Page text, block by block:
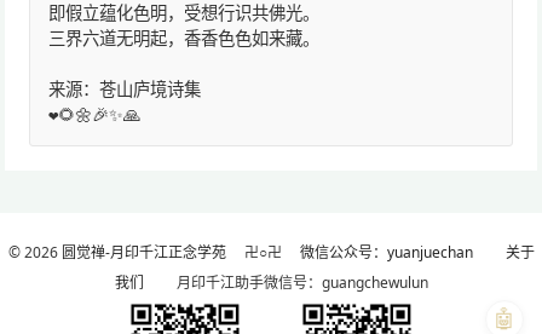
即假立蕴化色明，受想行识共佛光。
三界六道无明起，香香色色如来藏。
来源：苍山庐境诗集
❤️🌻🌼🎉✨🙏
© 2026 圆觉禅-月印千江正念学苑卍○卍 微信公众号：yuanjuechan
关于
我们 月印千江助手微信号：guangchewulun
🤖